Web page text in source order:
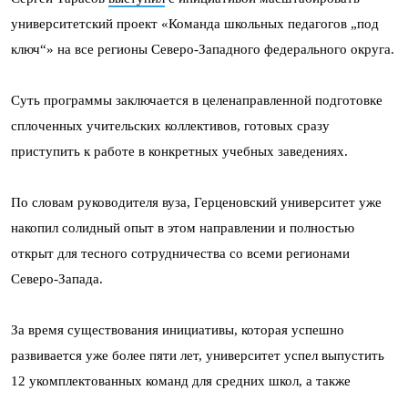
университетский проект «Команда школьных педагогов „под
ключ“» на все регионы Северо-Западного федерального округа.
Суть программы заключается в целенаправленной подготовке
сплоченных учительских коллективов, готовых сразу
приступить к работе в конкретных учебных заведениях.
По словам руководителя вуза, Герценовский университет уже
накопил солидный опыт в этом направлении и полностью
открыт для тесного сотрудничества со всеми регионами
Северо-Запада.
За время существования инициативы, которая успешно
развивается уже более пяти лет, университет успел выпустить
12 укомплектованных команд для средних школ, а также